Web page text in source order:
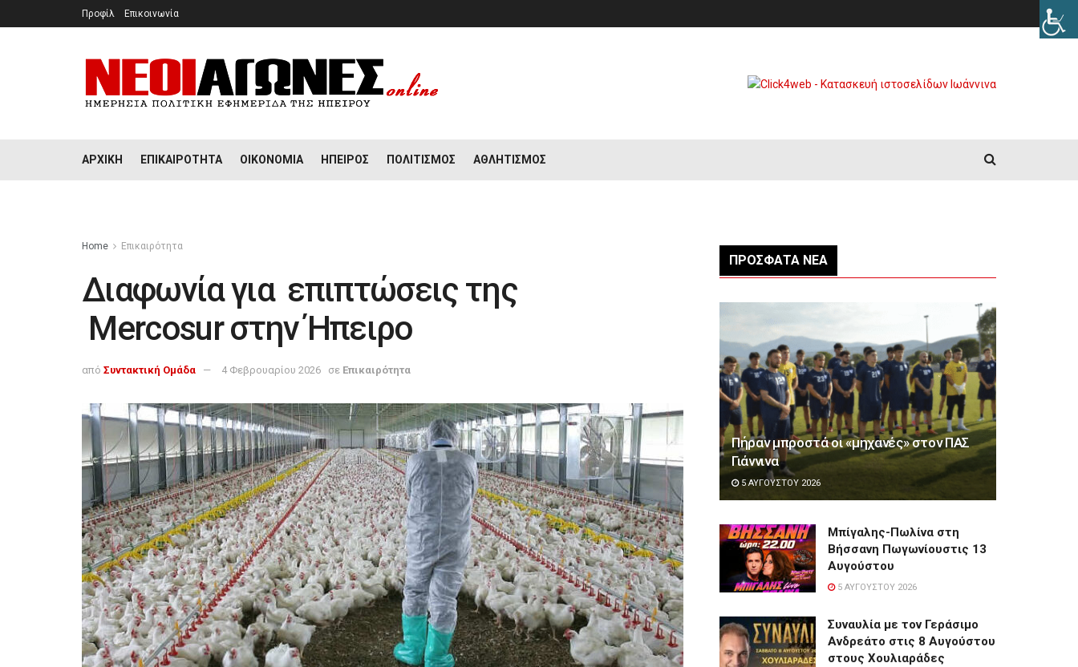
Προφίλ Επικοινωνία
ΑΡΧΙΚΉ ΕΠΙΚΑΙΡΌΤΗΤΑ ΟΙΚΟΝΟΜΊΑ ΉΠΕΙΡΟΣ ΠΟΛΙΤΙΣΜΌΣ ΑΘΛΗΤΙΣΜΌΣ
Home Επικαιρότητα
Διαφωνία για επιπτώσεις της
Mercosur στην Ήπειρο
από Συντακτική Ομάδα 4 Φεβρουαρίου 2026 σε Επικαιρότητα
ΠΡΌΣΦΑΤΑ ΝΈΑ
Πήραν μπροστά οι «μηχανές» στον ΠΑΣ
Γιάννινα
5 ΑΥΓΟΎΣΤΟΥ 2026
Μπίγαλης-Πωλίνα στη
Βήσσανη Πωγωνίουστις 13
Αυγούστου
5 ΑΥΓΟΎΣΤΟΥ 2026
Συναυλία με τον Γεράσιμο
Ανδρεάτο στις 8 Αυγούστου
στους Χουλιαράδες